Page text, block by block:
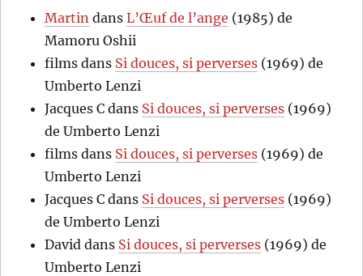
Martin dansL’Œuf de l’ange (1985) de
Mamoru Oshii
films dans Si douces, si perverses (1969) de
Umberto Lenzi
Jacques C dans Si douces, si perverses (1969)
de Umberto Lenzi
films dans Si douces, si perverses (1969) de
Umberto Lenzi
Jacques C dans Si douces, si perverses (1969)
de Umberto Lenzi
David dans Si douces, si perverses (1969) de
Umberto Lenzi